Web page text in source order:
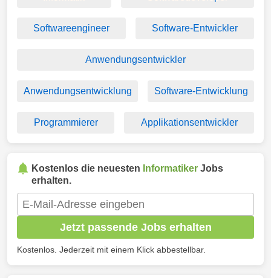
Softwareengineer Software-Entwickler
Anwendungsentwickler
Anwendungsentwicklung Software-Entwicklung
Programmierer Applikationsentwickler
Kostenlos die neuesten Informatiker Jobs
erhalten.
Jetzt passende Jobs erhalten
Kostenlos. Jederzeit mit einem Klick abbestellbar.